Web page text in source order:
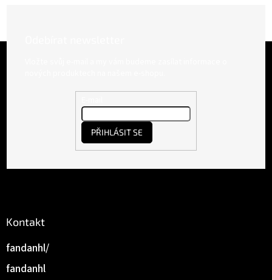
Kontakt
fandanhl
fandanhl/
PŘIHLÁSIT SE